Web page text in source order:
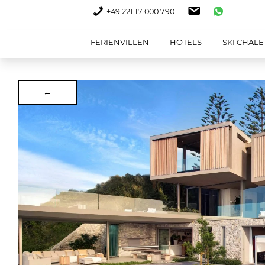
+49 221 17 000 790
FERIENVILLEN HOTELS SKI
←